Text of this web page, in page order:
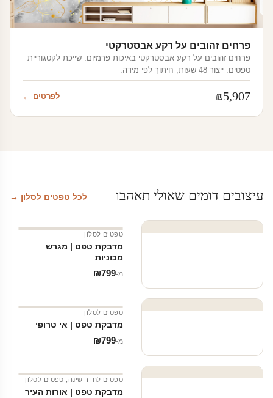
פרחים זהובים על רקע אבסטרקטי
פרחים זהובים על רקע אבסטרקטי באיכות פרמיום. שייכת לקטגוריית
טפטים. ייצור 48 שעות, חיתוך לפי מידה.
₪5,907 לפרטים ←
עיצובים דומים שאולי תאהבו לכל טפטים לסלון →
טפטים לסלון
מדבקת טפט | מגרש
מכוניות
מ‑ ₪799
טפטים לסלון
מדבקת טפט | אי טרופי
מ‑ ₪799
טפטים לחדר שינה טפטים לסלון
מדבקת טפט | אורות העיר